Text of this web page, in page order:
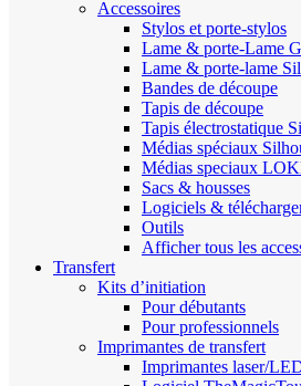
Accessoires
Stylos et porte-stylos
Lame & porte-Lame
Lame & porte-lame
Bandes de découpe
Tapis de découpe
Tapis électrostatique
Médias spéciaux
Médias speciaux
Sacs & housses
Logiciels &
Outils
Afficher tous les
Transfert
Kits d’initiation
Pour débutants
Pour professionnels
Imprimantes de transfert
Imprimantes laser/